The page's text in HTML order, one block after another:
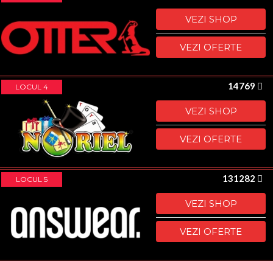
VEZI SHOP
VEZI OFERTE
LOCUL 4 14769
VEZI SHOP
VEZI OFERTE
LOCUL 5 131282
VEZI SHOP
VEZI OFERTE